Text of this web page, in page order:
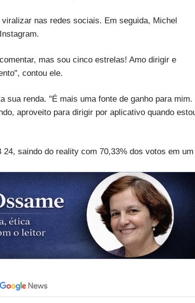
nas redes sociais. Em seguida, Michel
mas sou cinco estrelas! Amo dirigir e
contou ele.
sua renda. "É mais uma fonte de ganho para mim.
aproveito para dirigir por aplicativo quando
saindo do reality com 70,33% dos votos em um